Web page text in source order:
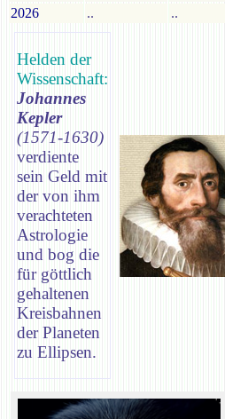
2026
.. ..
Helden der
Wissenschaft:
Johannes
Kepler
(1571-1630)
verdiente
sein Geld mit
der von ihm
verachteten
Astrologie
und bog die
für göttlich
gehaltenen
Kreisbahnen
der Planeten
zu Ellipsen.